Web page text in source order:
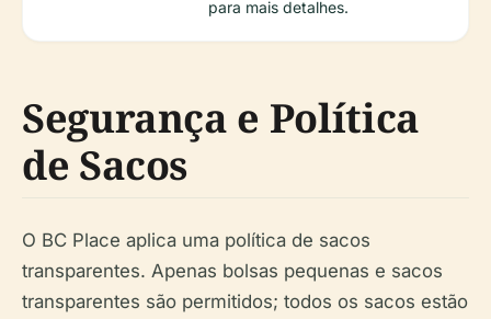
para mais detalhes.
Segurança e Política
de Sacos
O BC Place aplica uma política de sacos
transparentes. Apenas bolsas pequenas e sacos
transparentes são permitidos; todos os sacos estão